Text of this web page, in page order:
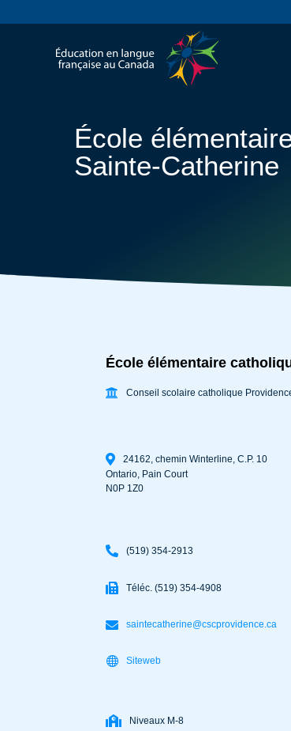
École
Sainte-Catherine
École élémentaire
Conseil scolaire catholique
24162, chemin Winterline, C.P. 10
Ontario, Pain Court
N0P 1Z0
(519) 354-2913
Téléc. (519) 354-4908
saintecatherine@cscprovidence.ca
Siteweb
Niveaux M-8